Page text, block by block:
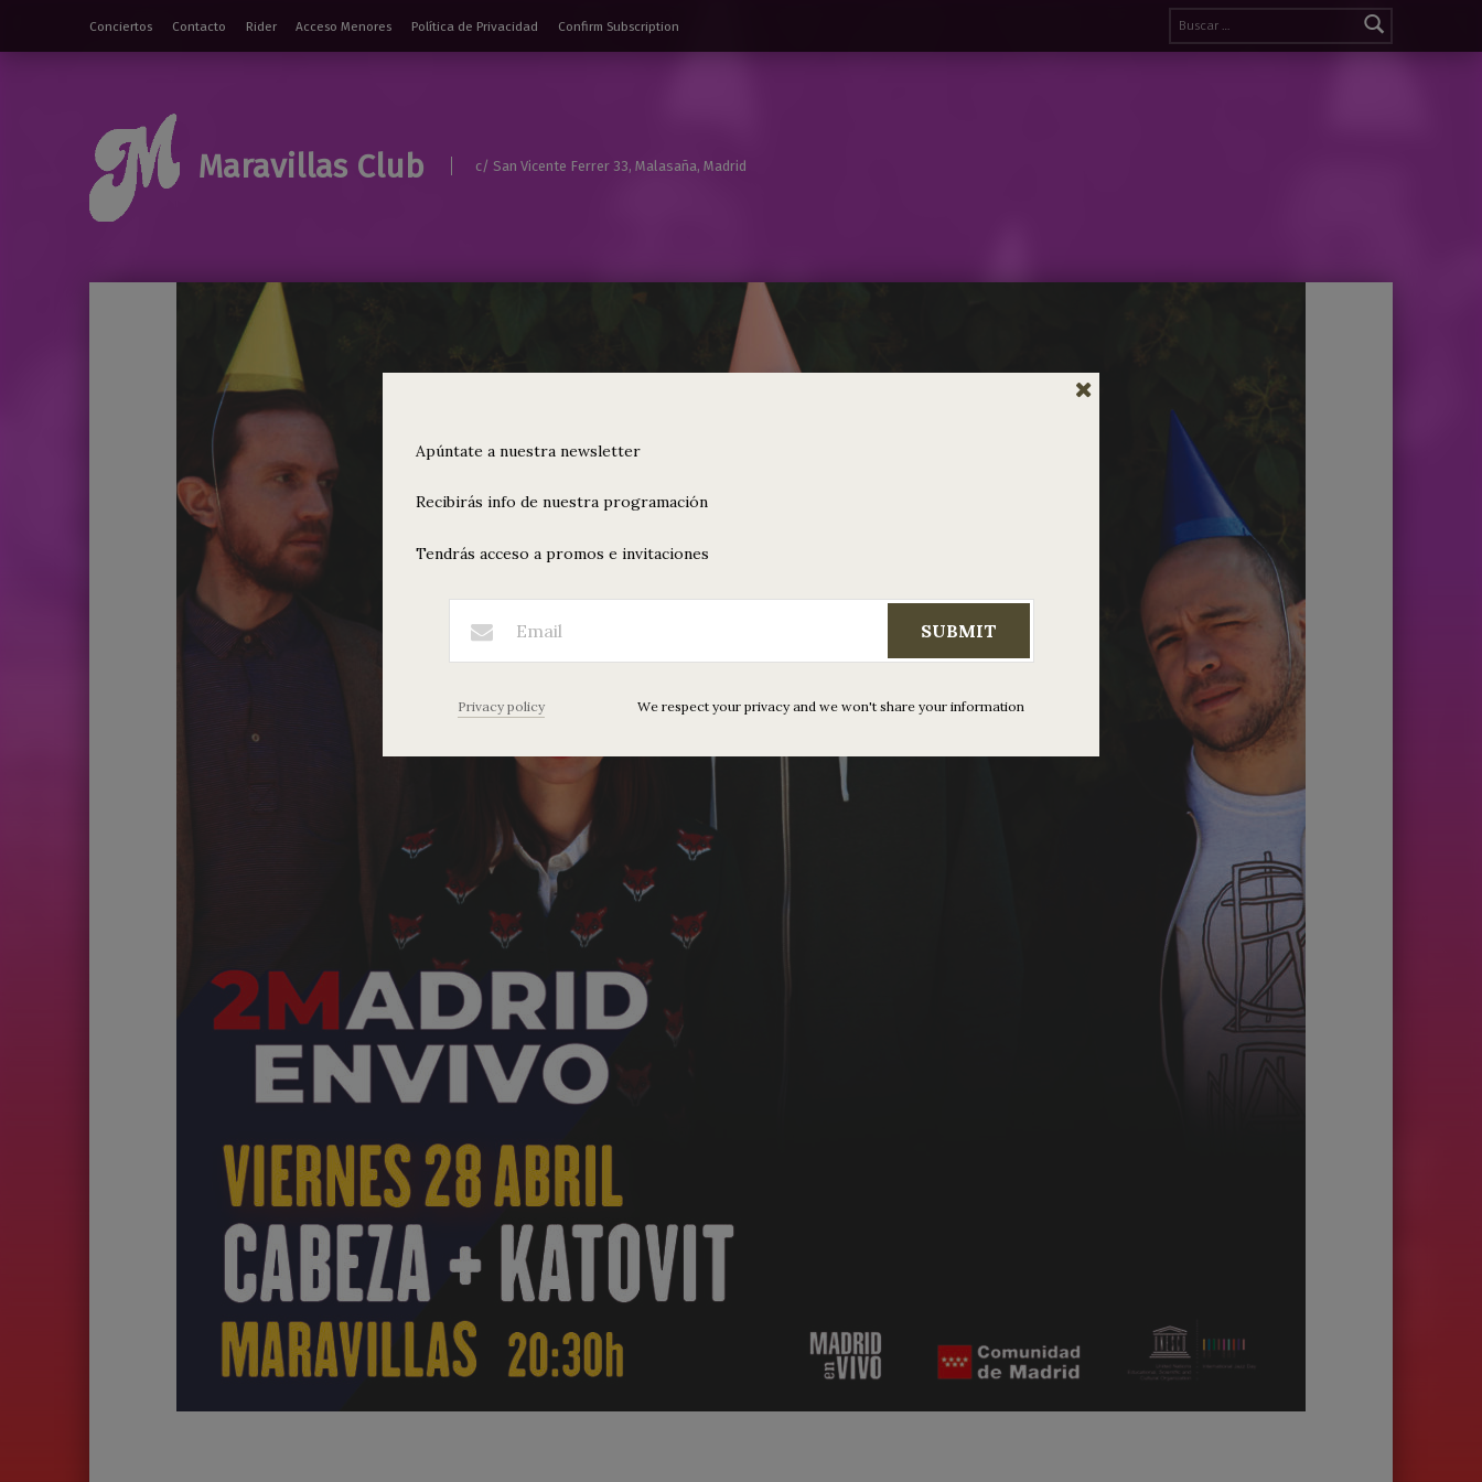
Buscar:
Conciertos
Contacto Rider Acceso Menores Política de Privacidad Confirm Subscription
Maravillas Club c/ San Vicente Ferrer 33, Malasaña, Madrid
Apúntate a nuestra newsletter
Recibirás info de nuestra programación
Tendrás acceso a promos e invitaciones
SUBMIT
Privacy policy We respect your privacy and we won't share your information